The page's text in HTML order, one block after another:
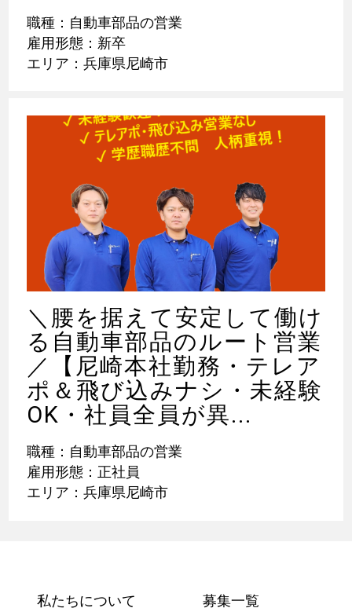
職種：自動車部品の営業
雇用形態：新卒
エリア：兵庫県尼崎市
＼腰を据えて安定して働け
る自動車部品のルート営業
／【尼崎本社勤務・テレア
ポ＆飛び込みナシ・未経験
OK・社員全員が異...
職種：自動車部品の営業
雇用形態：正社員
エリア：兵庫県尼崎市
私たちについて 募集一覧